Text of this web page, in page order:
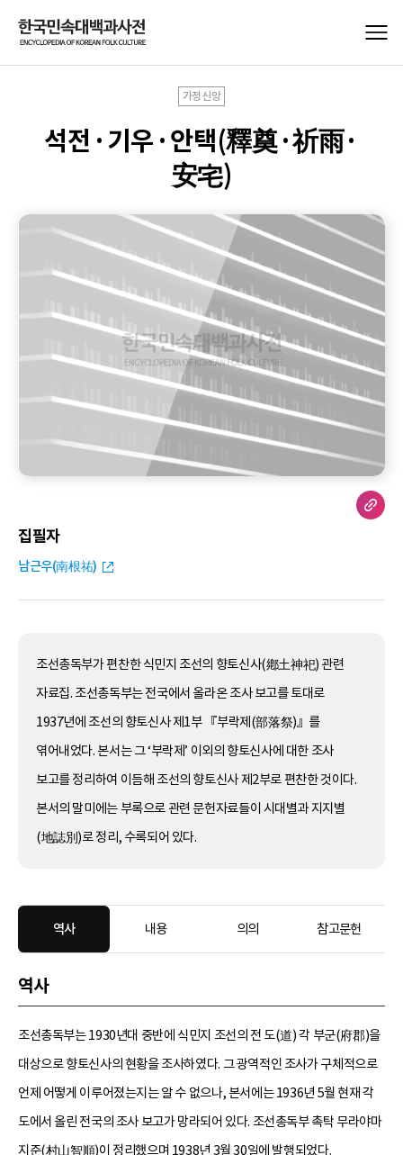
가정신앙
석전·기우·안택(釋奠·祈雨·
安宅)
집필자
남근우(南根祐)
조선총독부가 편찬한 식민지 조선의 향토신사(鄕土神祀) 관련
자료집. 조선총독부는 전국에서 올라온 조사 보고를 토대로
1937년에 조선의 향토신사 제1부 『부락제(部落祭)』를
엮어내었다. 본서는 그 ‘부락제’ 이외의 향토신사에 대한 조사
보고를 정리하여 이듬해 조선의 향토신사 제2부로 편찬한 것이다.
본서의 말미에는 부록으로 관련 문헌자료들이 시대별과 지지별
(地誌別)로 정리, 수록되어 있다.
역사 내용 의의 참고문헌
역사
조선총독부는 1930년대 중반에 식민지 조선의 전 도(道) 각 부군(府郡)을
대상으로 향토신사의 현황을 조사하였다. 그 광역적인 조사가 구체적으로
언제 어떻게 이루어졌는지는 알 수 없으나, 본서에는 1936년 5월 현재 각
도에서 올린 전국의 조사 보고가 망라되어 있다. 조선총독부 촉탁 무라야마
지준(村山智順)이 정리했으며 1938년 3월 30일에 발행되었다.